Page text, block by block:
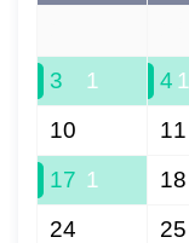
3 1 4 1
10 11
17 1 18
24 25